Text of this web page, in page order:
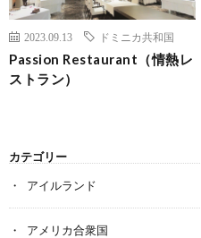
2023.09.13 ドミニカ共和国
Passion Restaurant（情熱レ
ストラン）
カテゴリー
アイルランド
アメリカ合衆国